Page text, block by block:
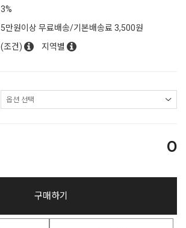
3%
5만원이상 무료배송/기본배송료 3,500원
(조건)
지역별
0
구매하기